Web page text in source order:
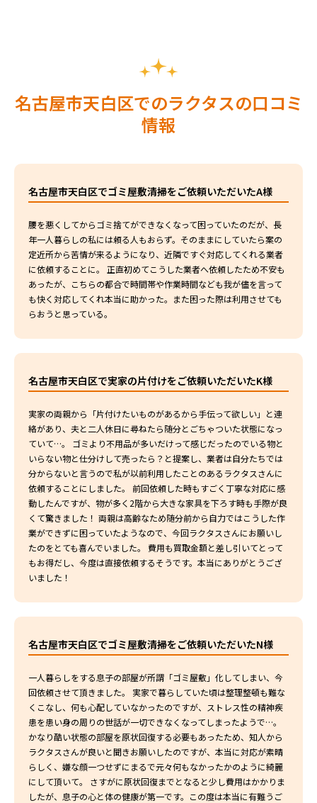
名古屋市天白区でのラクタスの口コミ
情報
名古屋市天白区でゴミ屋敷清掃をご依頼いただいたA様
腰を悪くしてからゴミ捨てができなくなって困っていたのだが、長
年一人暮らしの私には頼る人もおらず。そのままにしていたら案の
定近所から苦情が来るようになり、近隣ですぐ対応してくれる業者
に依頼することに。 正直初めてこうした業者へ依頼したため不安も
あったが、こちらの都合で時間帯や作業時間なども我が儘を言って
も快く対応してくれ本当に助かった。また困った際は利用させても
らおうと思っている。
名古屋市天白区で実家の片付けをご依頼いただいたK様
実家の両親から「片付けたいものがあるから手伝って欲しい」と連
絡があり、夫と二人休日に尋ねたら随分とごちゃついた状態になっ
ていて…。 ゴミより不用品が多いだけって感じだったのでいる物と
いらない物と仕分けして売ったら？と提案し、業者は自分たちでは
分からないと言うので私が以前利用したことのあるラクタスさんに
依頼することにしました。 前回依頼した時もすごく丁寧な対応に感
動したんですが、物が多く2階から大きな家具を下ろす時も手際が良
くて驚きました！ 両親は高齢なため随分前から自力ではこうした作
業ができずに困っていたようなので、今回ラクタスさんにお願いし
たのをとても喜んでいました。 費用も買取金額と差し引いてとって
もお得だし、今度は直接依頼するそうです。本当にありがとうござ
いました！
名古屋市天白区でゴミ屋敷清掃をご依頼いただいたN様
一人暮らしをする息子の部屋が所謂「ゴミ屋敷」化してしまい、今
回依頼させて頂きました。 実家で暮らしていた頃は整理整頓も難な
くこなし、何も心配していなかったのですが、ストレス性の精神疾
患を患い身の周りの世話が一切できなくなってしまったようで…。
かなり酷い状態の部屋を原状回復する必要もあったため、知人から
ラクタスさんが良いと聞きお願いしたのですが、本当に対応が素晴
らしく、嫌な顔一つせずにまるで元々何もなかったかのように綺麗
にして頂いて。 さすがに原状回復までとなると少し費用はかかりま
したが、息子の心と体の健康が第一です。この度は本当に有難うご